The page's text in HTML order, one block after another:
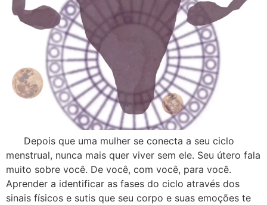
Depois que uma mulher se conecta a seu ciclo
menstrual, nunca mais quer viver sem ele. Seu útero fala
muito sobre você. De você, com você, para você.
Aprender a identificar as fases do ciclo através dos
sinais físicos e sutis que seu corpo e suas emoções te